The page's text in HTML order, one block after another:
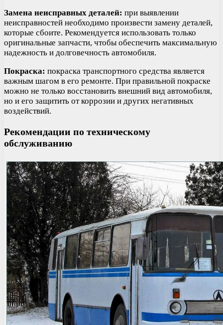
Замена неисправных деталей: при выявлении
неисправностей необходимо произвести замену деталей,
которые сбоите. Рекомендуется использовать только
оригинальные запчасти, чтобы обеспечить максимальную
надежность и долговечность автомобиля.
Покраска: покраска транспортного средства является
важным шагом в его ремонте. При правильной покраске
можно не только восстановить внешний вид автомобиля,
но и его защитить от коррозии и других негативных
воздействий.
Рекомендации по техническому
обслуживанию